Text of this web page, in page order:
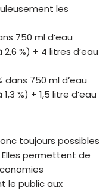
les
750 ml d’eau
%) + 4 litres d’eau
dans 750 ml d’eau
%) + 1,5 litre d’eau
toujours possibles
permettent de
le public aux